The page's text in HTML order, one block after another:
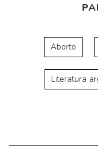
Aborto
Literatura